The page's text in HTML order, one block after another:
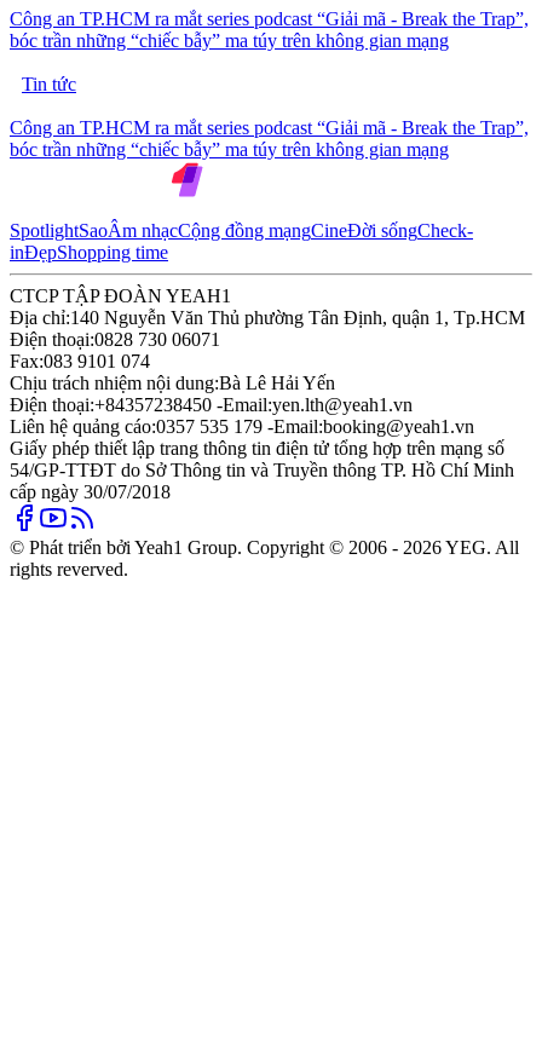
Công an TP.HCM ra mắt series podcast “Giải mã - Break the Trap”,
bóc trần những “chiếc bẫy” ma túy trên không gian mạng
Tin tức
Công an TP.HCM ra mắt series podcast “Giải mã - Break the Trap”,
bóc trần những “chiếc bẫy” ma túy trên không gian mạng
SpotlightSaoÂm nhạcCộng đồng mạngCineĐời sốngCheck-
inĐẹpShopping time
CTCP TẬP ĐOÀN YEAH1
Địa chỉ:140 Nguyễn Văn Thủ phường Tân Định, quận 1, Tp.HCM
Điện thoại:0828 730 06071
Fax:083 9101 074
Chịu trách nhiệm nội dung:Bà Lê Hải Yến
Điện thoại:+84357238450 -Email:yen.lth@yeah1.vn
Liên hệ quảng cáo:0357 535 179 -Email:booking@yeah1.vn
Giấy phép thiết lập trang thông tin điện tử tổng hợp trên mạng số
54/GP-TTĐT do Sở Thông tin và Truyền thông TP. Hồ Chí Minh
cấp ngày 30/07/2018
© Phát triển bởi Yeah1 Group. Copyright © 2006 - 2026 YEG. All
rights reverved.